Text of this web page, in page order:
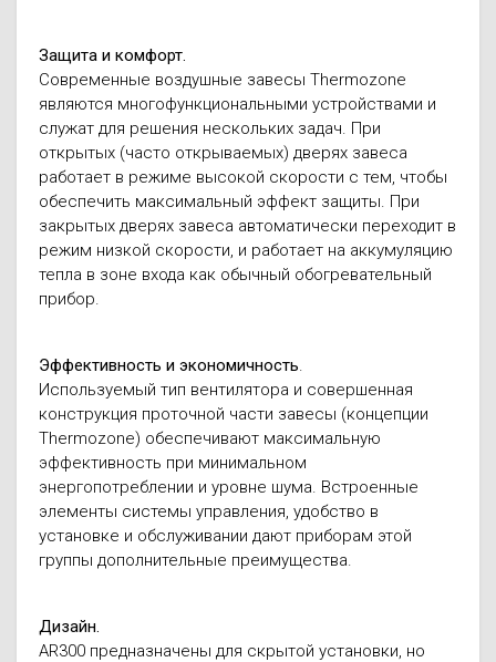
Защита и комфорт.
Современные воздушные завесы Thermozone
являются многофункциональными устройствами и
служат для решения нескольких задач. При
открытых (часто открываемых) дверях завеса
работает в режиме высокой скорости с тем, чтобы
обеспечить максимальный эффект защиты. При
закрытых дверях завеса автоматически переходит в
режим низкой скорости, и работает на аккумуляцию
тепла в зоне входа как обычный обогревательный
прибор.
Эффективность и экономичность.
Используемый тип вентилятора и совершенная
конструкция проточной части завесы (концепции
Thermozone) обеспечивают максимальную
эффективность при минимальном
энергопотреблении и уровне шума. Встроенные
элементы системы управления, удобство в
установке и обслуживании дают приборам этой
группы дополнительные преимущества.
Дизайн.
AR300 предназначены для скрытой установки, но